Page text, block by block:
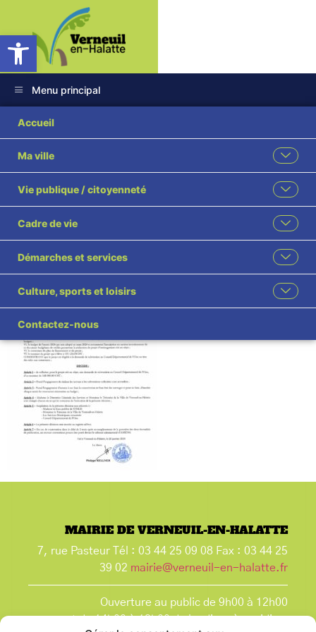
Ouvrir la barre d’outils
Menu principal
Accueil
Ma ville
Vie publique / citoyenneté
Cadre de vie
Démarches et services
Culture, sports et loisirs
Contactez-nous
08 2024 Dde
subvention CD60
parking perméable
au centre bourg visé
MAIRIE DE VERNEUIL-EN-HALATTE
7, rue Pasteur Tél : 03 44 25 09 08 Fax : 03 44 25
39 02 mairie@verneuil-en-halatte.fr
Ouverture au public de 9h00 à 12h00
et de 14h00 à 18h00 du lundi après-midi au